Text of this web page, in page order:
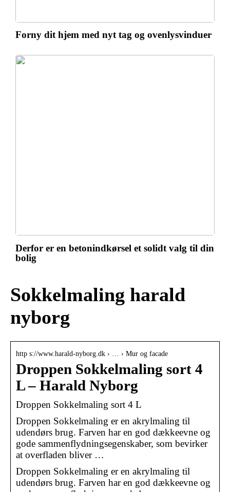
Forny dit hjem med nyt tag og ovenlysvinduer
Derfor er en betonindkørsel et solidt valg til din
bolig
Sokkelmaling harald
nyborg
http s://www.harald-nyborg.dk › … › Mur og facade
Droppen Sokkelmaling sort 4
L – Harald Nyborg
Droppen Sokkelmaling sort 4 L
Droppen Sokkelmaling er en akrylmaling til
udendørs brug. Farven har en god dækkeevne og
gode sammenflydningsegenskaber, som bevirker
at overfladen bliver …
Droppen Sokkelmaling er en akrylmaling til
udendørs brug. Farven har en god dækkeevne og